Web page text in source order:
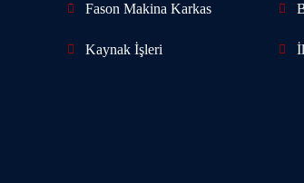
Fason Makina Karkas
Kaynak İşleri